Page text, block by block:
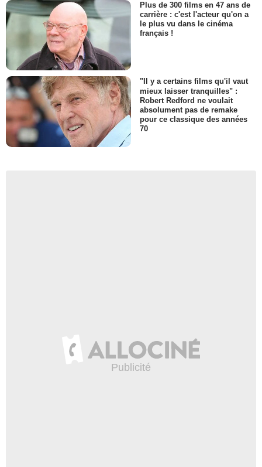
Plus de 300 films en 47 ans de
carrière : c'est l'acteur qu'on a
le plus vu dans le cinéma
français !
"Il y a certains films qu'il vaut
mieux laisser tranquilles" :
Robert Redford ne voulait
absolument pas de remake
pour ce classique des années
70